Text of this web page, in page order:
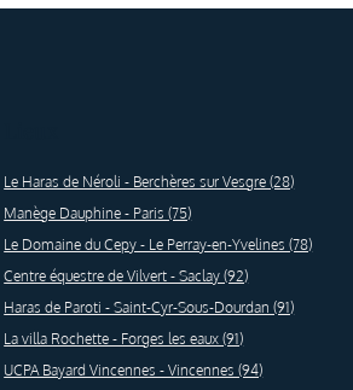
Le Haras de Néroli - Berchères sur Vesgre (28)
Manège Dauphine - Paris (75)
Le Domaine du Cepy - Le Perray-en-Yvelines (78)
Centre équestre de Vilvert - Saclay (92)
Haras de Paroti - Saint-Cyr-Sous-Dourdan (91)
La villa Rochette - Forges les eaux (91)
UCPA Bayard Vincennes - Vincennes (94)